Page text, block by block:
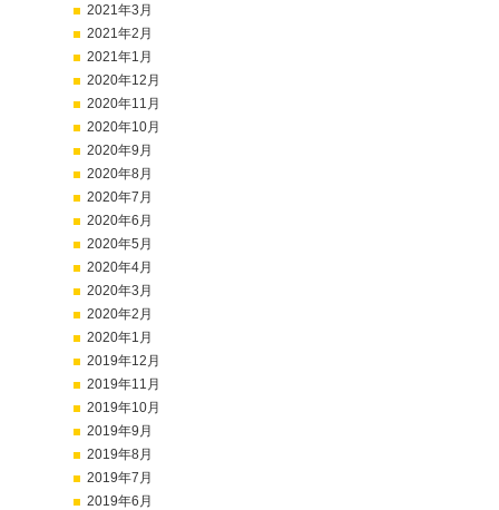
2021年3月
2021年2月
2021年1月
2020年12月
2020年11月
2020年10月
2020年9月
2020年8月
2020年7月
2020年6月
2020年5月
2020年4月
2020年3月
2020年2月
2020年1月
2019年12月
2019年11月
2019年10月
2019年9月
2019年8月
2019年7月
2019年6月